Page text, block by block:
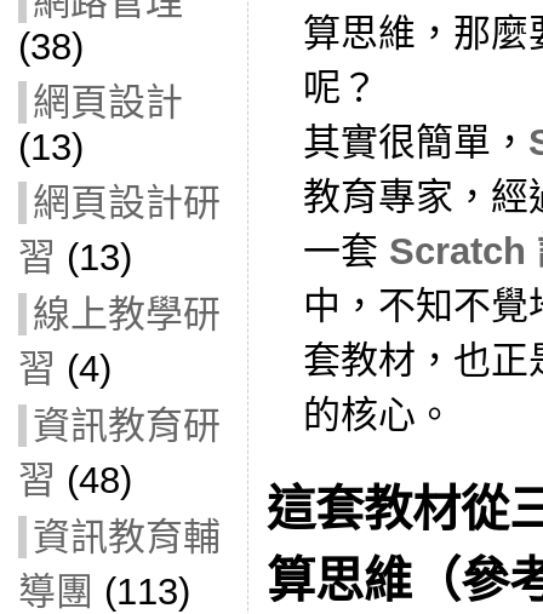
(38)
網頁設計
(13)
網頁設計研
習 (13)
線上教學研
習 (4)
資訊教育研
習 (48)
資訊教育輔
導團 (113)
算思維，那麼
呢？
其實很簡單，
教育專家，經
一套 Scratch
中，不知不
套教材，也正
的核心。
這套教材從
算思維（參